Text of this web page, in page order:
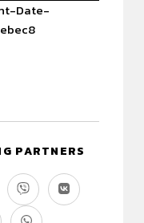
Date-
PARTNERS